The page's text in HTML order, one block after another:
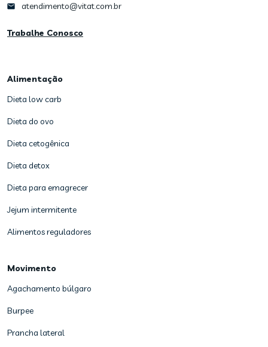
atendimento@vitat.com.br
Trabalhe Conosco
Alimentação
Dieta low carb
Dieta do ovo
Dieta cetogênica
Dieta detox
Dieta para emagrecer
Jejum intermitente
Alimentos reguladores
Movimento
Agachamento búlgaro
Burpee
Prancha lateral